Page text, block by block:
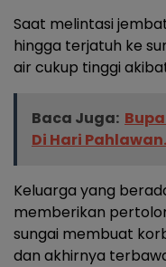
Saat melintasi
hingga terjatuh ke
air cukup tinggi
Baca Juga:
Di Hari
Keluarga yang
memberikan
sungai membuat
dan akhirnya